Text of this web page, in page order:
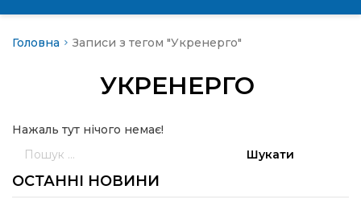
новини
Головна Записи з тегом "Укренерго"
УКРЕНЕРГО
Нажаль тут нічого немає!
ОСТАННІ НОВИНИ